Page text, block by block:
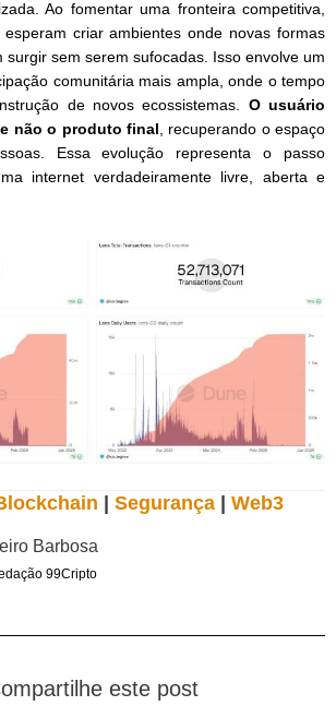
Ao fomentar uma fronteira competitiva,
esperam criar ambientes onde novas formas
surgir sem serem sufocadas. Isso envolve um
comunitária mais ampla, onde o tempo
de novos ecossistemas. O usuário
não o produto final , recuperando o espaço
Essa evolução representa o passo
internet verdadeiramente livre, aberta e
| Segurança | Web3
Barbosa
99Cripto
este post